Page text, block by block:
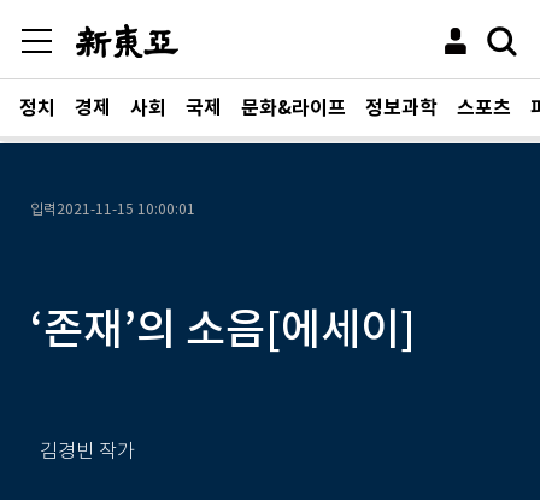
정치 경제 사회 국제 문화&라이프 정보과학 스포츠
입력 2021-11-15 10:00:01
‘존재’의 소음[에세이]
김경빈 작가